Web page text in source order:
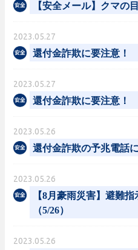
【安全メール】クマの
2023.05.27
還付金詐欺に要注意！
2023.05.27
還付金詐欺に要注意！
2023.05.26
還付金詐欺の予兆電話
2023.05.26
【8月豪雨災害】避難
（5/26）
2023.05.26